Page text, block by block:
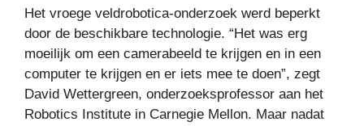
Het vroege veldrobotica-onderzoek werd beperkt
door de beschikbare technologie. “Het was erg
moeilijk om een ​​camerabeeld te krijgen en in een
computer te krijgen en er iets mee te doen”, zegt
David Wettergreen, onderzoeksprofessor aan het
Robotics Institute in Carnegie Mellon. Maar nadat